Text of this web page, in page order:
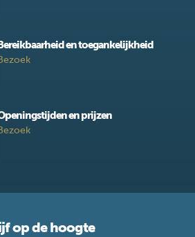
en toegankelijkheid
en prijzen
op de hoogte